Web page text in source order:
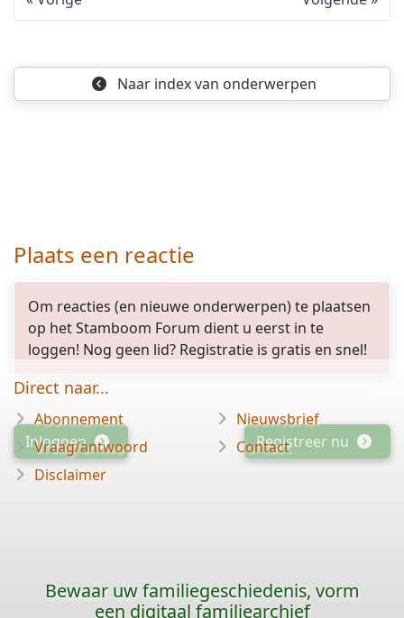
Naar indexvan onderwerpen
Plaats een reactie
Om reacties (en nieuwe onderwerpen) te plaatsen
op het Stamboom Forum dient u eerst in te
loggen! Nog geen lid? Registratie is gratis en snel!
Inloggen Registreer nu
Direct naar...
Abonnement
Vraag/antwoord
Disclaimer
Nieuwsbrief
Contact
Bewaar uw familiegeschiedenis, vorm
een digitaal familiearchief